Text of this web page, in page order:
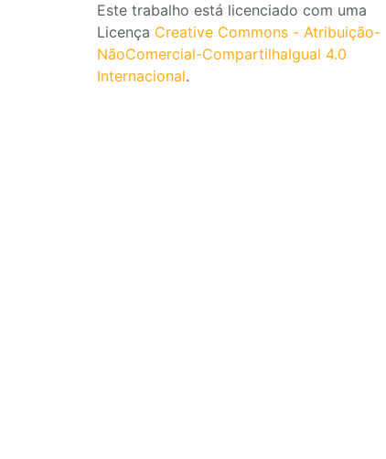
Este trabalho está licenciado com uma
Licença Creative Commons - Atribuição-
NãoComercial-CompartilhaIgual 4.0
Internacional.